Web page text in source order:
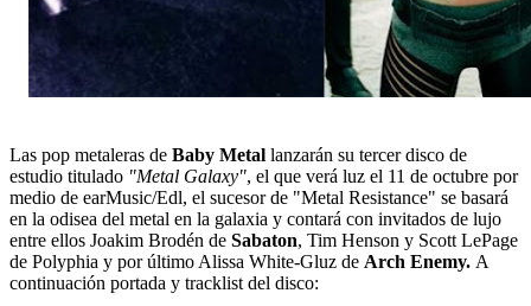
Las pop metaleras de Baby Metal lanzarán su tercer disco de
estudio titulado "Metal Galaxy", el que verá luz el 11 de octubre por
medio de earMusic/Edl, el sucesor de "Metal Resistance" se basará
en la odisea del metal en la galaxia y contará con invitados de lujo
entre ellos Joakim Brodén de Sabaton, Tim Henson y Scott LePage
de Polyphia y por último Alissa White-Gluz de Arch Enemy. A
continuación portada y tracklist del disco: